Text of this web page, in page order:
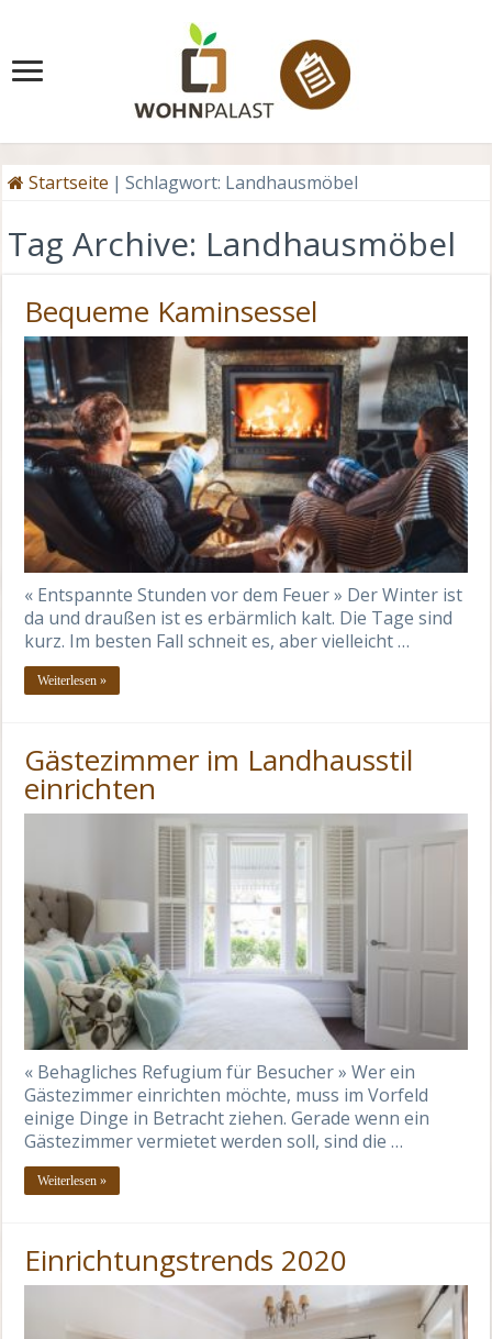
Startseite | Schlagwort: Landhausmöbel
Tag Archive: Landhausmöbel
Bequeme Kaminsessel
« Entspannte Stunden vor dem Feuer » Der Winter ist
da und draußen ist es erbärmlich kalt. Die Tage sind
kurz. Im besten Fall schneit es, aber vielleicht …
Weiterlesen »
Gästezimmer im Landhausstil
einrichten
« Behagliches Refugium für Besucher » Wer ein
Gästezimmer einrichten möchte, muss im Vorfeld
einige Dinge in Betracht ziehen. Gerade wenn ein
Gästezimmer vermietet werden soll, sind die …
Weiterlesen »
Einrichtungstrends 2020